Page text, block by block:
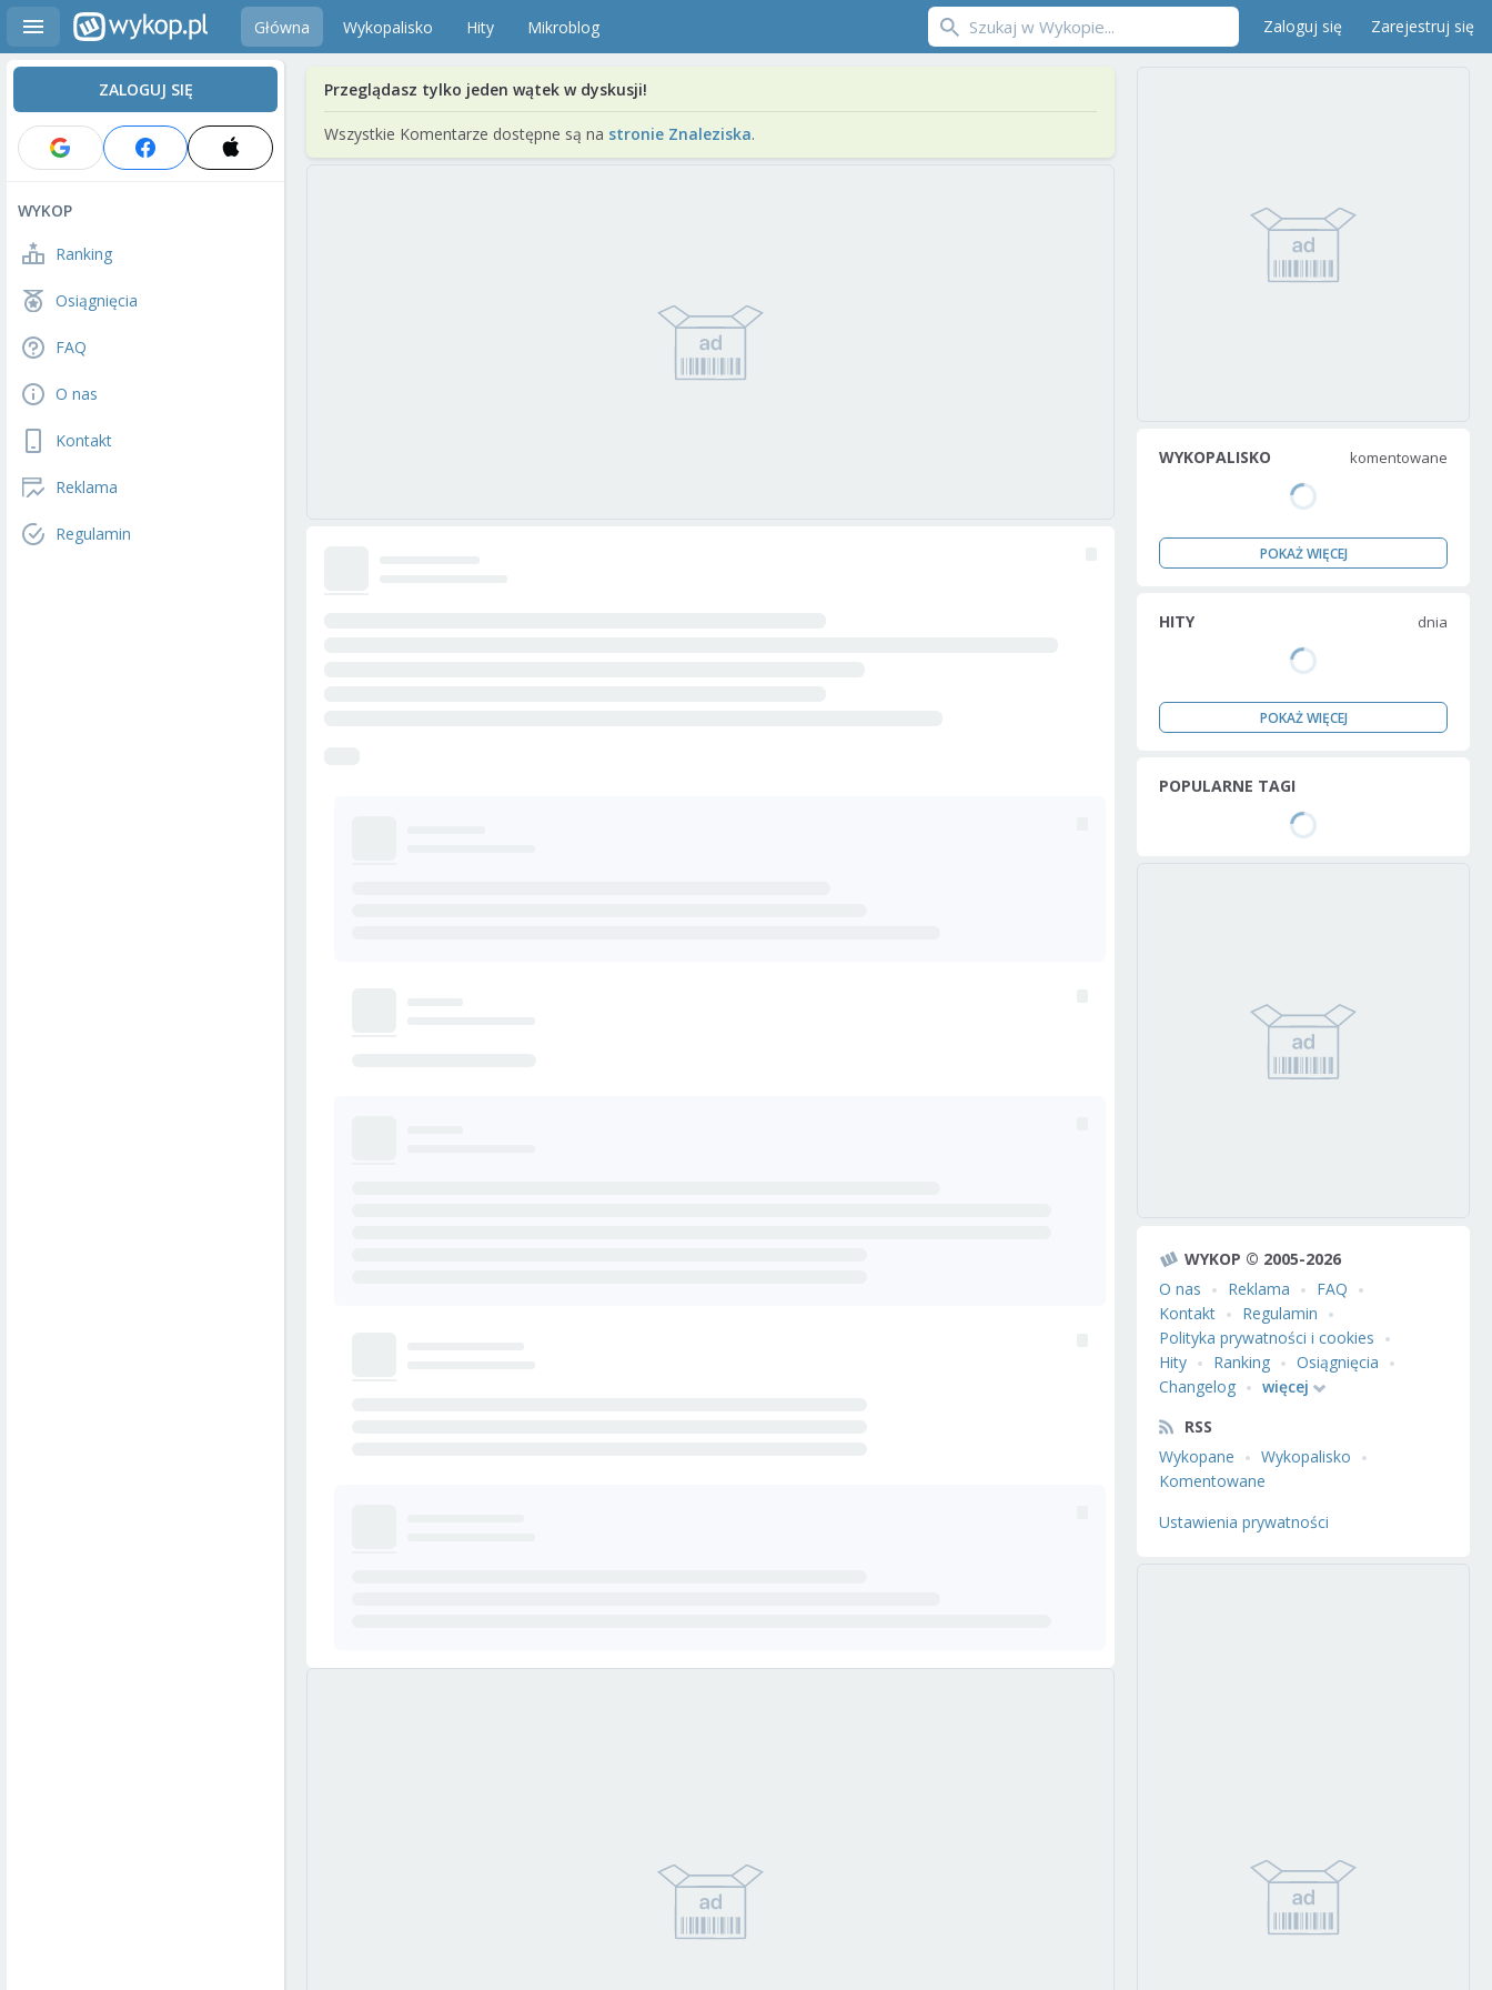
Główna Wykopalisko Hity Mikroblog Zaloguj się Zarejestruj się
ZALOGUJ SIĘ
WYKOP
Ranking
Osiągnięcia
FAQ
O nas
Kontakt
Reklama
Regulamin
Przeglądasz tylko jeden wątek w dyskusji!
Wszystkie Komentarze dostępne są na stronie Znaleziska.
WYKOPALISKO komentowane
POKAŻ WIĘCEJ
HITY dnia
POKAŻ WIĘCEJ
POPULARNE TAGI
WYKOP © 2005-2026
O nas
Reklama
FAQ
Kontakt
Regulamin
Polityka prywatności i cookies
Hity
Ranking
Osiągnięcia
Changelog
więcej
RSS
Wykopane
Wykopalisko
Komentowane
Ustawienia prywatności